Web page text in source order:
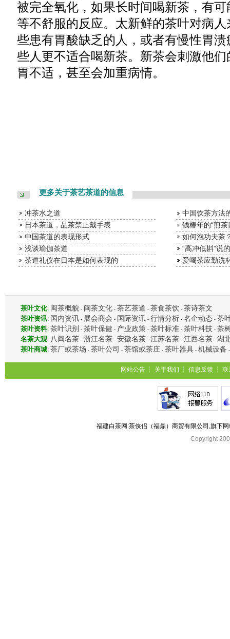
被完全氧化，如果长时间喝新茶，有
等不舒服的反应。太新鲜的茶叶对病
些患有胃酸缺乏的人，或者有慢性胃
些人更不适合喝新茶。新茶会刺激他
胃不适，甚至会加重病情。
更多关于茶艺茶道的信息
冲茶水之道
中国饮茶方法
日本茶道，品茶禁止戴手表
钱椿年的“煎茶
中国茶道的表现形式
如何泡功夫茶
浅谈瑜伽茶道
“高冲低斟”说
茶道礼仪在日本是如何表现的
爱喝茶应勤洗
茶叶文化: 闽茶概貌 - 闽茶文化 - 茶艺茶道 - 茶食茶饮 - 茶诗茶文
茶叶资讯: 国内资讯 - 展会商会 - 国际资讯 - 行情分析 - 名企动态 - 茶
茶叶资料: 茶叶识别 - 茶叶保健 - 产业政策 - 茶叶标准 - 茶叶科技 - 茶
名茶大观: 八闽名茶 - 浙江名茶 - 安徽名茶 - 江苏名茶 - 江西名茶 - 湖
茶叶商城: 茶厂或茶场 - 茶叶公司 - 茶馆或茶庄 - 茶叶器具 - 机械设备
网站公告 ┆ 关于我们 ┆ 信息反馈 ┆ 联
福建白茶网:茶侠侣（福鼎）商贸有限公司,旗下
Copyright